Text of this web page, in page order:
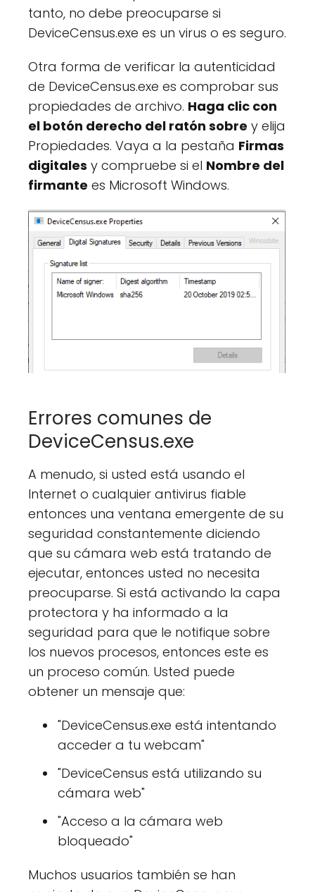
tanto, no debe preocuparse si
DeviceCensus.exe es un virus o es seguro.
Otra forma de verificar la autenticidad
de DeviceCensus.exe es comprobar sus
propiedades de archivo. Haga clic con
el botón derecho del ratón sobre y elija
Propiedades. Vaya a la pestaña Firmas
digitales y compruebe si el Nombre del
firmante es Microsoft Windows.
Errores comunes de
DeviceCensus.exe
A menudo, si usted está usando el
Internet o cualquier antivirus fiable
entonces una ventana emergente de su
seguridad constantemente diciendo
que su cámara web está tratando de
ejecutar, entonces usted no necesita
preocuparse. Si está activando la capa
protectora y ha informado a la
seguridad para que le notifique sobre
los nuevos procesos, entonces este es
un proceso común. Usted puede
obtener un mensaje que:
"DeviceCensus.exe está intentando
acceder a tu webcam"
"DeviceCensus está utilizando su
cámara web"
"Acceso a la cámara web
bloqueado"
Muchos usuarios también se han